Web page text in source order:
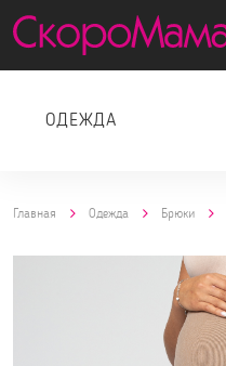
ОДЕЖДА
Главная Одежда Брюки